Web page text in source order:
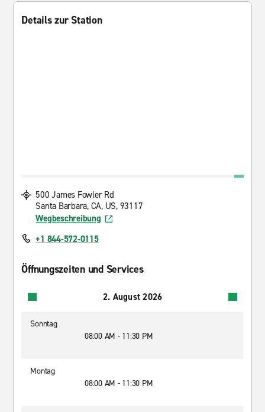
Details zur Station
500 James Fowler Rd
Santa Barbara, CA, US, 93117
Wegbeschreibung
+1 844-572-0115
Öffnungszeiten und Services
2. August 2026
Sonntag
08:00 AM - 11:30 PM
Montag
08:00 AM - 11:30 PM